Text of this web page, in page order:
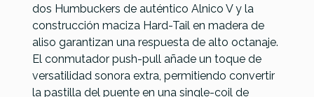
dos Humbuckers de auténtico Alnico V y la
construcción maciza Hard-Tail en madera de
aliso garantizan una respuesta de alto octanaje.
El conmutador push-pull añade un toque de
versatilidad sonora extra, permitiendo convertir
la pastilla del puente en una single-coil de
Color Natural
Número De Cuerdas 6
Manejo Diestro
Lesson
Lesson
Lesson
Lesson
327,00 € 327,00 € 327,00 € 315,00 €
Natural Azul Rojo Rosa
6 6